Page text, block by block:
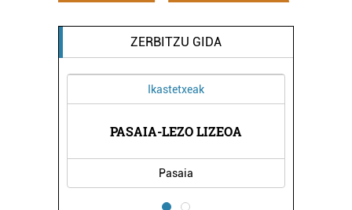
ZERBITZU GIDA
Ikastetxeak
PASAIA-LEZO LIZEOA
Pasaia